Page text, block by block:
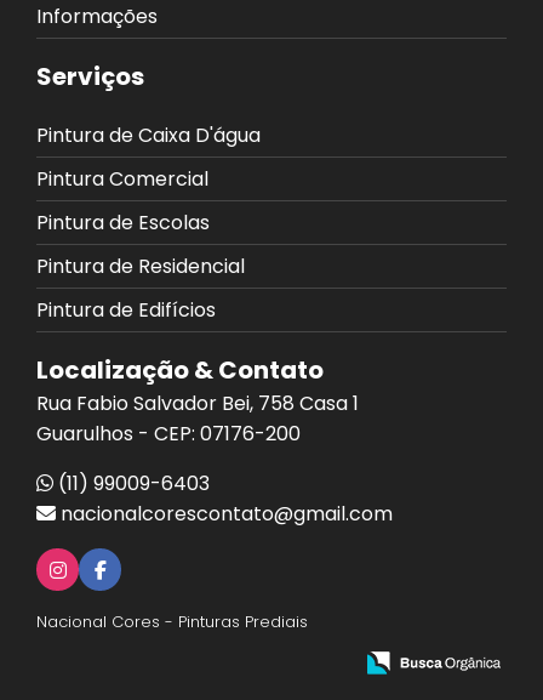
Informações
Serviços
Pintura de Caixa D'água
Pintura Comercial
Pintura de Escolas
Pintura de Residencial
Pintura de Edifícios
Localização & Contato
Rua Fabio Salvador Bei, 758 Casa 1
Guarulhos - CEP: 07176-200
(11) 99009-6403
nacionalcorescontato@gmail.com
Nacional Cores - Pinturas Prediais